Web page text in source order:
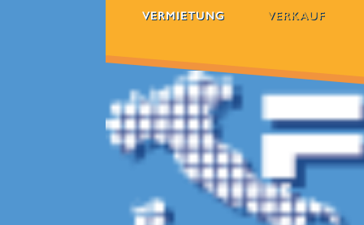
VERMIETUNG VERKAUF